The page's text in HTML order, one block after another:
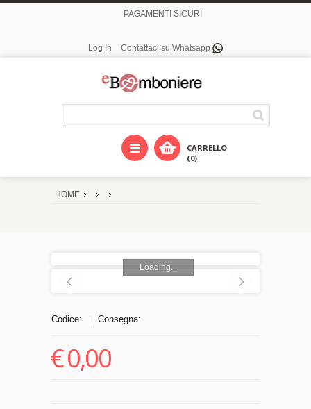
PAGAMENTI SICURI
Log In Contattaci su Whatsapp
CARRELLO
(0)
HOME
Loading...
Codice: Consegna:
€0,00